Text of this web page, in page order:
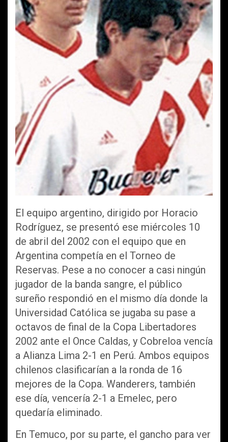
El equipo argentino, dirigido por Horacio
Rodríguez, se presentó ese miércoles 10
de abril del 2002 con el equipo que en
Argentina competía en el Torneo de
Reservas. Pese a no conocer a casi ningún
jugador de la banda sangre, el público
sureño respondió en el mismo día donde la
Universidad Católica se jugaba su pase a
octavos de final de la Copa Libertadores
2002 ante el Once Caldas, y Cobreloa vencía
a Alianza Lima 2-1 en Perú. Ambos equipos
chilenos clasificarían a la ronda de 16
mejores de la Copa. Wanderers, también
ese día, vencería 2-1 a Emelec, pero
quedaría eliminado.
En Temuco, por su parte, el gancho para ver